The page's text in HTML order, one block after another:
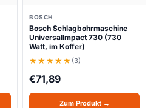
BOSCH
Bosch Schlagbohrmaschine
UniversalImpact 730 (730
Watt, im Koffer)
(3)
€71,89
Zum Produkt →